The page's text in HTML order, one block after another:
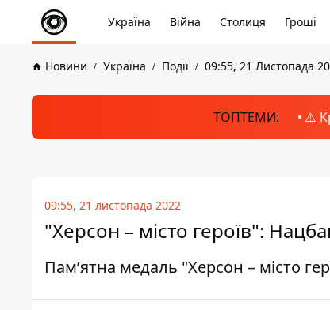
Україна Війна Столиця Гроші
Новини Україна Події 09:55, 21 Листопада
ТОПТЕМИ: ⚠️
09:55, 21 листопада 2022
"Херсон – місто героїв":
Пам’ятна медаль "Херсон – місто